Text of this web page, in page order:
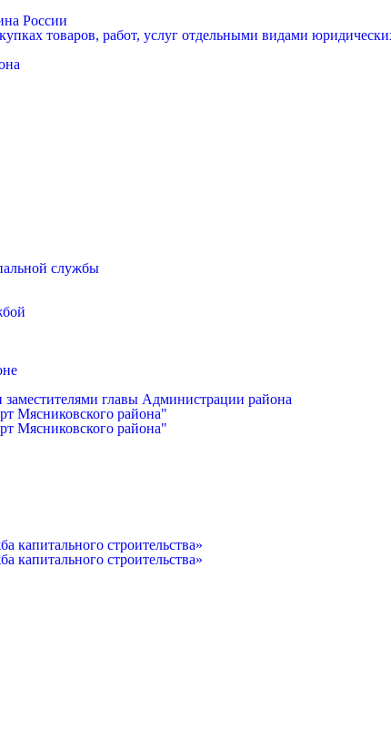
России
товаров, работ, услуг отдельными видами
службы
главы Администрации района
Мясниковского района"
Мясниковского района"
капитального строительства»
капитального строительства»